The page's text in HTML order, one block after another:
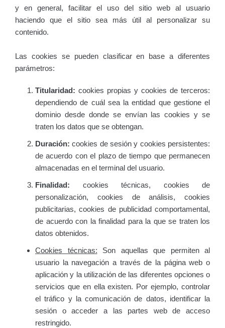
y en general, facilitar el uso del sitio web al usuario
haciendo que el sitio sea más útil al personalizar su
contenido.
Las cookies se pueden clasificar en base a diferentes
parámetros:
Titularidad: cookies propias y cookies de terceros:
dependiendo de cuál sea la entidad que gestione el
dominio desde donde se envían las cookies y se
traten los datos que se obtengan.
Duración: cookies de sesión y cookies persistentes:
de acuerdo con el plazo de tiempo que permanecen
almacenadas en el terminal del usuario.
Finalidad: cookies técnicas, cookies de
personalización, cookies de análisis, cookies
publicitarias, cookies de publicidad comportamental,
de acuerdo con la finalidad para la que se traten los
datos obtenidos.
Cookies técnicas: Son aquellas que permiten al
usuario la navegación a través de la página web o
aplicación y la utilización de las diferentes opciones o
servicios que en ella existen. Por ejemplo, controlar
el tráfico y la comunicación de datos, identificar la
sesión o acceder a las partes web de acceso
restringido.